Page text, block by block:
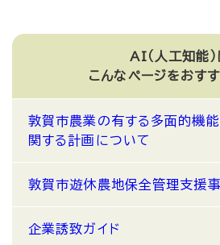
AI（人工知能）
こんなページをおす
敦賀市農業の有する多面的機
関する計画について
敦賀市遊休農地保全管理支援
企業誘致ガイド